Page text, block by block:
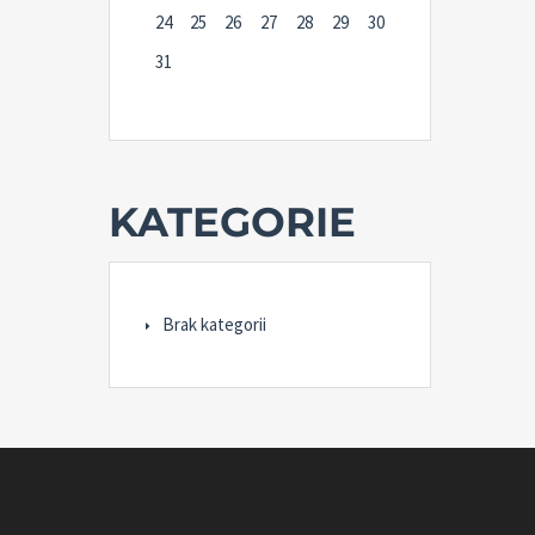
24
25 26 27 28 29
30
31
KATEGORIE
Brak kategorii